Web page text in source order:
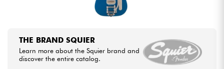
THE BRAND SQUIER
Learn more about the Squier brand and
discover the entire catalog.